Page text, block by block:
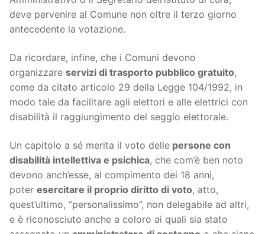
deve pervenire al Comune non oltre il terzo giorno
antecedente la votazione.
Da ricordare, infine, che i Comuni devono
organizzare servizi di trasporto pubblico gratuito,
come da citato articolo 29 della Legge 104/1992, in
modo tale da facilitare agli elettori e alle elettrici con
disabilità il raggiungimento del seggio elettorale.
Un capitolo a sé merita il voto delle persone con
disabilità intellettiva e psichica, che com’è ben noto
devono anch’esse, al compimento dei 18 anni,
poter esercitare il proprio diritto di voto, atto,
quest’ultimo, “personalissimo”, non delegabile ad altri,
e è riconosciuto anche a coloro ai quali sia stato